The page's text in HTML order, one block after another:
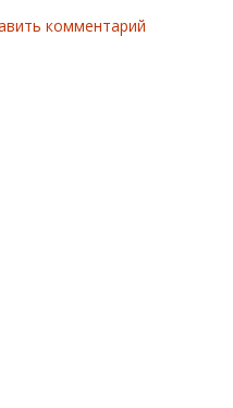
из Челябинска
комментарий